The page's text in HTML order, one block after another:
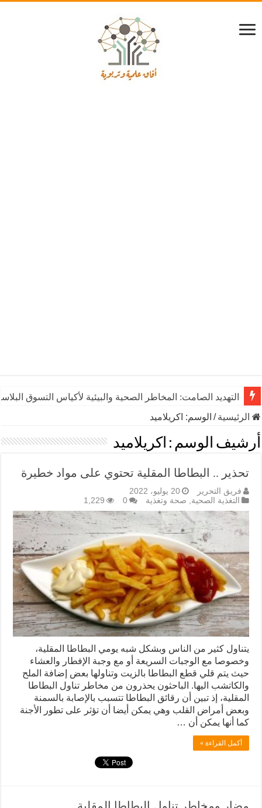
التهديد الصامت: المخاطر الصحية والبيئية لأكياس التسوق
الرئيسية/ الوسم: اكريلاميد
أرشيف الوسم : اكريلاميد
تحذير .. البطاطا المقلية تحتوي على مواد خطيرة
فريق التحرير
20 يوليو، 2022
التغذية الصحية, صحة وتغذية 0
1,229
يتناول كثير من الناس وبشكل شبه يومي البطاطا المقلية،
وخصوصا مع الوجبات السريعة أو مع وجبة الإفطار والعشاء
حيث يتم قلي قطع البطاطا بالزيت وتناولها بعض إضافة الملح
والكاتشب اليها. الباحثون يحذرون من مخاطر تناول البطاطا
المقلية، إذ تبين أن رقائق البطاطا تتسبب بالإصابة بالسمنة
وبعض أمراض القلب وهي يمكن أيضا أن تؤثر على تطور الأجنة
كما أنها يمكن أن …
أكمل القراءة »